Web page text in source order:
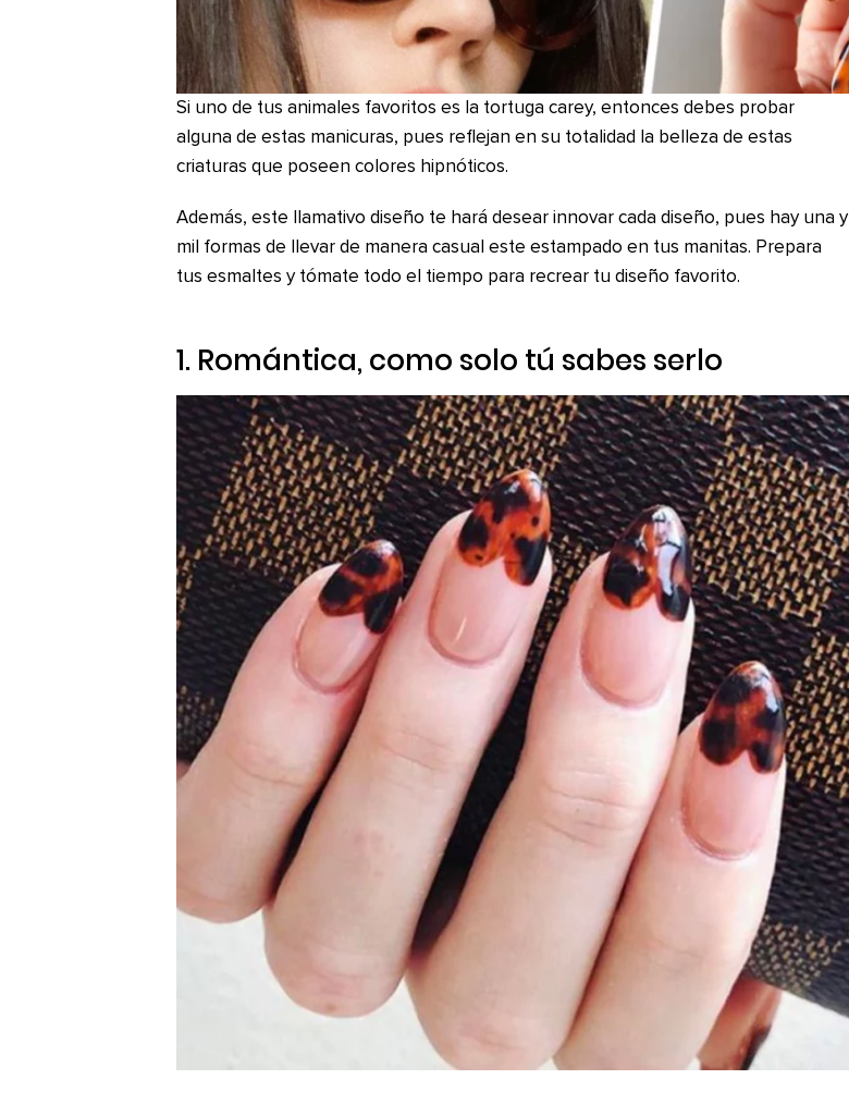
Si uno de tus animales favoritos es la tortuga carey, entonces debes probar
alguna de estas manicuras, pues reflejan en su totalidad la belleza de estas
criaturas que poseen colores hipnóticos.
Además, este llamativo diseño te hará desear innovar cada diseño, pues hay una y
mil formas de llevar de manera casual este estampado en tus manitas. Prepara
tus esmaltes y tómate todo el tiempo para recrear tu diseño favorito.
1. Romántica, como solo tú sabes serlo